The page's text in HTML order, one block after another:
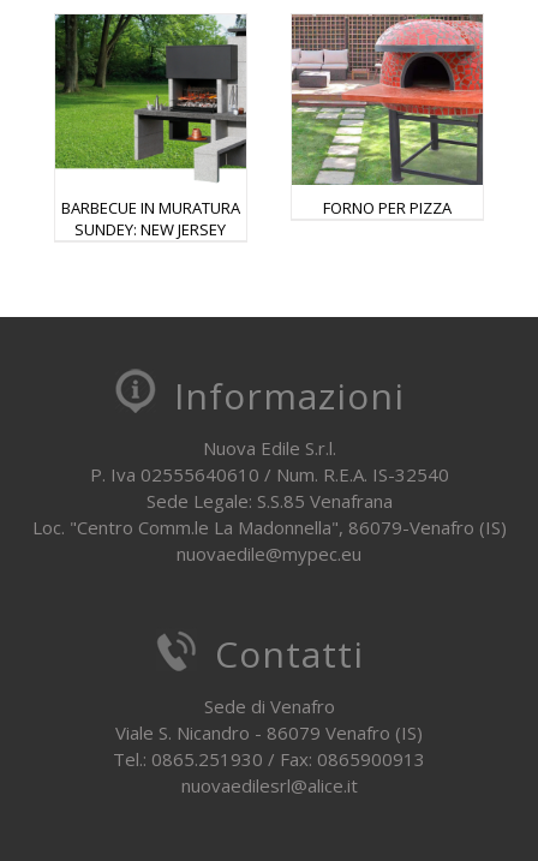
BARBECUE IN MURATURA
SUNDEY: NEW JERSEY
FORNO PER PIZZA
Informazioni
Nuova Edile S.r.l.
P. Iva 02555640610 / Num. R.E.A. IS-32540
Sede Legale: S.S.85 Venafrana
Loc. "Centro Comm.le La Madonnella", 86079-Venafro (IS)
nuovaedile@mypec.eu
Contatti
Sede di Venafro
Viale S. Nicandro - 86079 Venafro (IS)
Tel.: 0865.251930 / Fax: 0865900913
nuovaedilesrl@alice.it